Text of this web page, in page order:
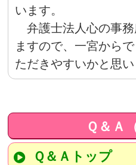
います。
弁護士法人心の事
ますので、一宮から
ただきやすいかと思い
Ｑ＆Ａ
Ｑ＆Ａトップ